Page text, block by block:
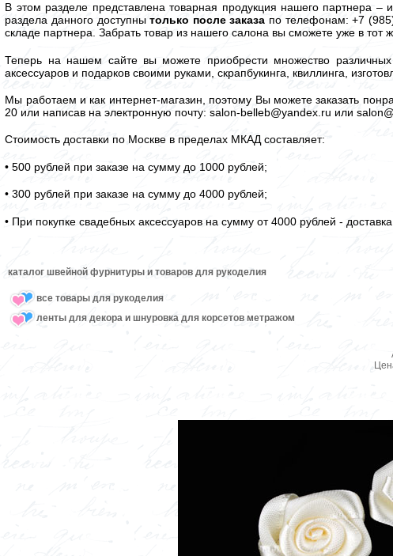
В этом разделе представлена товарная продукция нашего партнера
раздела данного доступнытолько после заказа по телефонам: +7
складе партнера. Забрать товар из нашего салона вы сможете уже в
Теперь на нашем сайте вы можете приобрести множество
аксессуаров и подарков своими руками, скрапбукинга, квиллинга,
Мы работаем и как интернет-магазин, поэтому Вы можете заказать
20 или написав на электронную почту: salon-belleb@yandex.ru или
Стоимость доставки по Москве в пределах МКАД составляет:
• 500 рублей при заказе на сумму до 1000 рублей;
• 300 рублей при заказе на сумму до 4000 рублей;
• При покупке свадебных аксессуаров на сумму от 4000 рублей -
каталог швейной фурнитуры и товаров для рукоделия
все товары для рукоделия
ленты для декора и шнуровка для корсетов метражом